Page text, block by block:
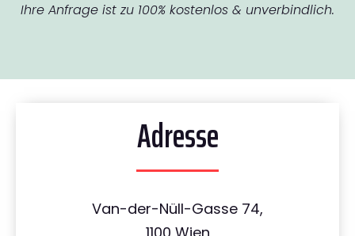
Ihre Anfrage ist zu 100% kostenlos & unverbindlich.
Adresse
Van-der-Nüll-Gasse 74,